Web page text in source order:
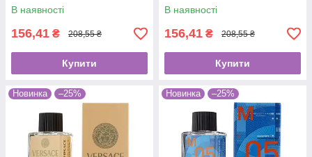
В наявності
156,41 ₴ 208,55 ₴
Купити
В наявності
156,41 ₴ 208,55 ₴
Купити
Новинка –25% Новинка –25%